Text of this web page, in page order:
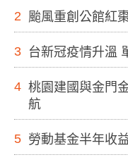
2 颱風重創公館紅
3 台新冠疫情升溫
4 桃園建國與金門
航
5 勞動基金半年收